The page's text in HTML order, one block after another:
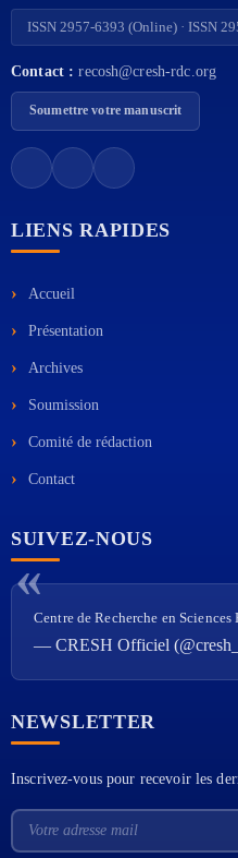
ISSN 2957-6393 (Online) · ISSN
Contact : recosh@cresh-rdc.org
Soumettre votre manuscrit
LIENS RAPIDES
Accueil
Présentation
Archives
Soumission
Comité de rédaction
Contact
SUIVEZ-NOUS
Centre de Recherche en Sciences
— CRESH Officiel
NEWSLETTER
Inscrivez-vous pour recevoir les